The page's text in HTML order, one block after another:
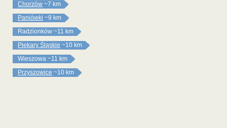
Chorzów ~7 km
Paniówki ~9 km
Radzionków ~11 km
Piekary Śląskie ~10 km
Wieszowa ~11 km
Przyszowice ~10 km